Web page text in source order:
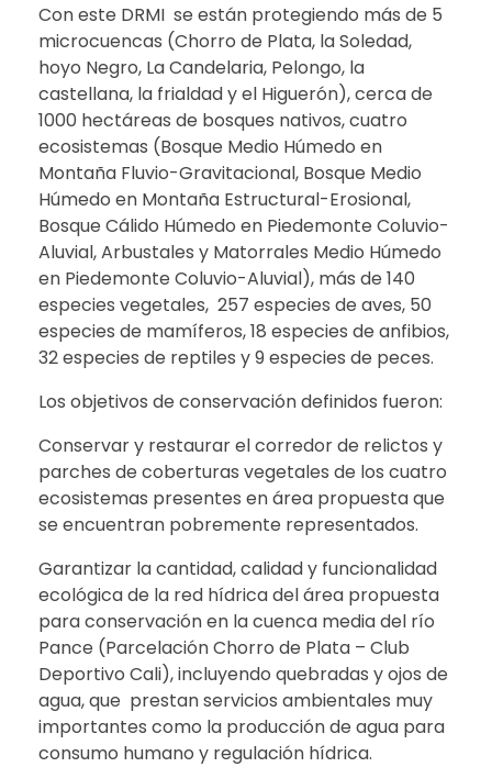
Con este DRMI se están protegiendo más de 5
microcuencas (Chorro de Plata, la Soledad,
hoyo Negro, La Candelaria, Pelongo, la
castellana, la frialdad y el Higuerón), cerca de
1000 hectáreas de bosques nativos, cuatro
ecosistemas (Bosque Medio Húmedo en
Montaña Fluvio-Gravitacional, Bosque Medio
Húmedo en Montaña Estructural-Erosional,
Bosque Cálido Húmedo en Piedemonte Coluvio-
Aluvial, Arbustales y Matorrales Medio Húmedo
en Piedemonte Coluvio-Aluvial), más de 140
especies vegetales, 257 especies de aves, 50
especies de mamíferos, 18 especies de anfibios,
32 especies de reptiles y 9 especies de peces.
Los objetivos de conservación definidos fueron:
Conservar y restaurar el corredor de relictos y
parches de coberturas vegetales de los cuatro
ecosistemas presentes en área propuesta que
se encuentran pobremente representados.
Garantizar la cantidad, calidad y funcionalidad
ecológica de la red hídrica del área propuesta
para conservación en la cuenca media del río
Pance (Parcelación Chorro de Plata – Club
Deportivo Cali), incluyendo quebradas y ojos de
agua, que prestan servicios ambientales muy
importantes como la producción de agua para
consumo humano y regulación hídrica.